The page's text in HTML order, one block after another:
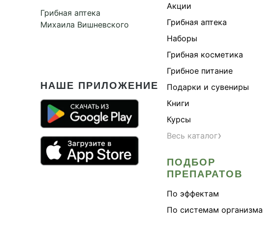
Грибная аптека
Михаила Вишневского
НАШЕ ПРИЛОЖЕНИЕ
Акции
Грибная аптека
Наборы
Грибная косметика
Грибное питание
Подарки и сувениры
Книги
Курсы
Весь каталог›
ПОДБОР
ПРЕПАРАТОВ
По эффектам
По системам организма